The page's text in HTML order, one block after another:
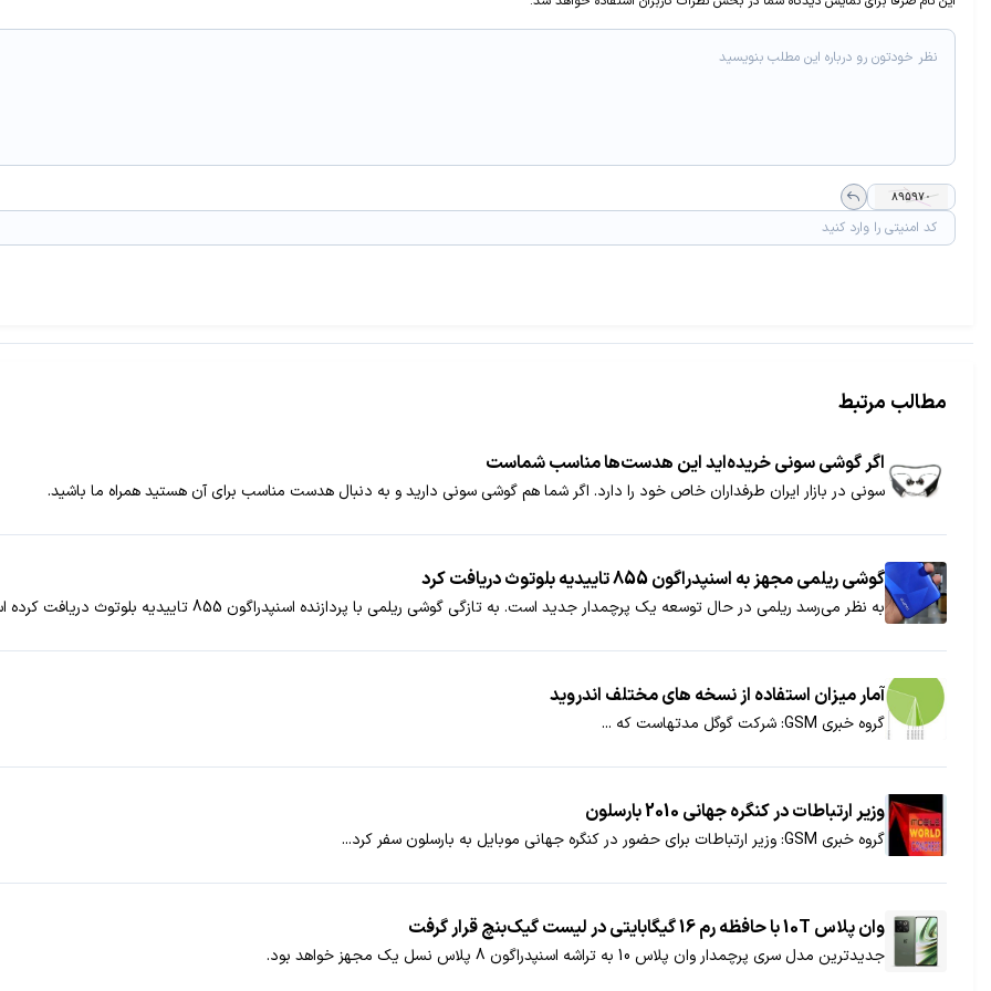
مطالب مرتبط
اگر گوشی سونی خریده‌اید این هد‌ست‌ها مناسب شماست
سونی در بازار ایران طرفداران خاص خود را دارد. اگر شما هم گوشی سونی دارید و به دنبال هدست مناسب برای آن هستید همراه ما باشید.
گوشی ریلمی مجهز به اسنپدراگون 855 تاییدیه بلوتوث دریافت کرد
به نظر می‌رسد ریلمی در حال توسعه یک پرچمدار جدید است. به تازگی گوشی ریلمی با پردازنده اسنپدراگون 855 تاییدیه بلوتوث دریافت کرده است.
آمار میزان استفاده از نسخه های مختلف اندروید
گروه خبری GSM: شرکت گوگل مدتهاست که ...
وزیر ارتباطات در کنگره جهانی 2010 بارسلون
گروه خبری GSM: وزیر ارتباطات برای حضور در کنگره جهانی موبایل به بارسلون سفر کرد...
وان پلاس 10T با حافظه رم 16 گیگابایتی در لیست گیک‌بنچ قرار گرفت
جدیدترین مدل سری پرچمدار وان پلاس 10 به تراشه اسنپدراگون 8 پلاس نسل یک مجهز خواهد بود.